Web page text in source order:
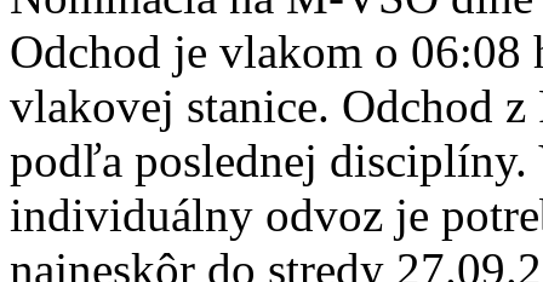
Odchod je vlakom o 06:08
vlakovej stanice. Odchod
podľa poslednej
individuálny odvoz je
najneskôr do stredy